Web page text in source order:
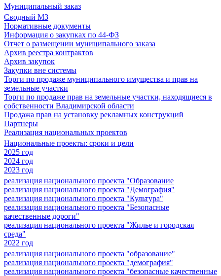
Муниципальный заказ
Сводный МЗ
Нормативные документы
Информация о закупках по 44-ФЗ
Отчет о размещении муниципального заказа
Архив реестра контрактов
Архив закупок
Закупки вне системы
Торги по продаже муниципального имущества и прав на
земельные участки
Торги по продаже прав на земельные участки, находящиеся в
собственности Владимирской области
Продажа прав на установку рекламных конструкций
Партнеры
Реализация национальных проектов
Национальные проекты: сроки и цели
2025 год
2024 год
2023 год
реализация национального проекта "Образование
реализация национального проекта "Демография"
реализация национального проекта "Культура"
реализация национального проекта "Безопасные
качественные дороги"
реализация национального проекта "Жилье и городская
среда"
2022 год
реализация национального проекта "образование"
реализация национального проекта "демография"
реализация национального проекта "безопасные качественные